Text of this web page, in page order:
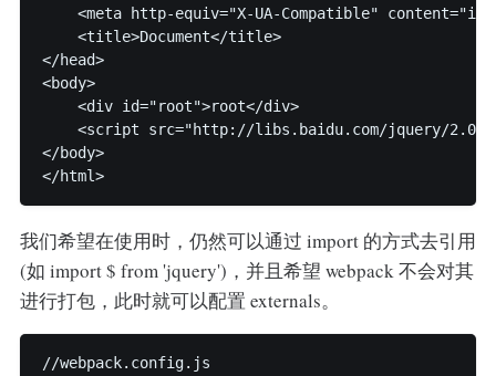
<meta http-equiv="X-UA-Compatible"
<title>Document</title>
</head>
<body>
<div id="root">root</div>
<script src="http://libs.baidu.com/jquery/
</body>
</html>
我们希望在使用时，仍然可以通过 import 的方式去引用
(如 import $ from 'jquery')，并且希望 webpack 不会对其
进行打包，此时就可以配置 externals。
//webpack.config.js